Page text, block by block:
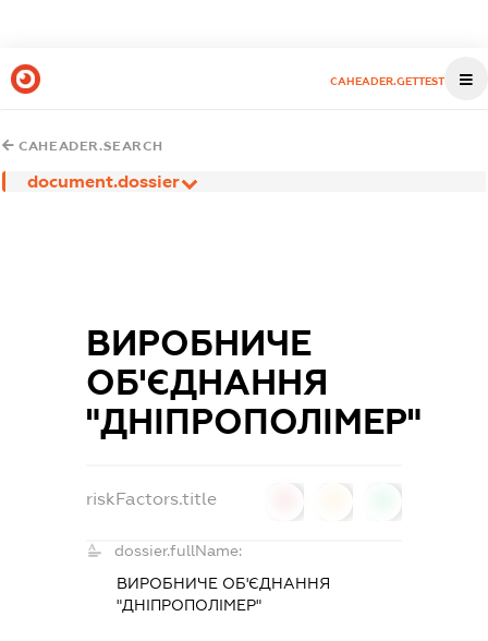
CAHEADER.GETTEST
CAHEADER.SEARCH
document.dossier
ВИРОБНИЧЕ
ОБ'ЄДНАННЯ
"ДНІПРОПОЛІМЕР"
riskFactors.title
dossier.fullName:
ВИРОБНИЧЕ ОБ'ЄДНАННЯ
"ДНІПРОПОЛІМЕР"